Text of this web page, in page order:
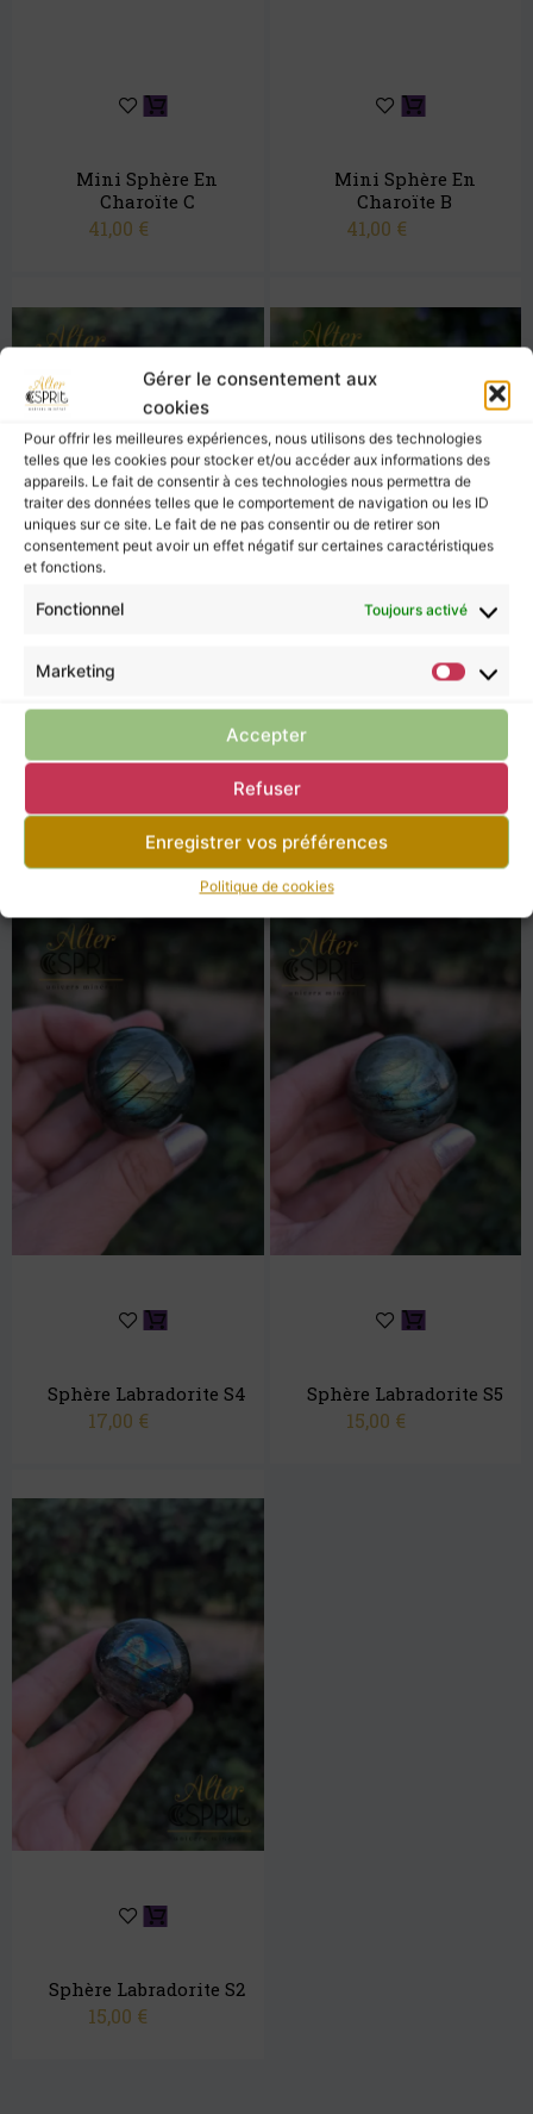
Gérer le consentement aux
cookies
Pour offrir les meilleures expériences, nous utilisons des technologies
telles que les cookies pour stocker et/ou accéder aux informations des
appareils. Le fait de consentir à ces technologies nous permettra de
traiter des données telles que le comportement de navigation ou les ID
uniques sur ce site. Le fait de ne pas consentir ou de retirer son
consentement peut avoir un effet négatif sur certaines caractéristiques
et fonctions.
Fonctionnel Toujours activé
Marketing
Accepter
Refuser
Enregistrer vos préférences
Politique de cookies
Mini Sphère En
Charoïte C
41,00 €
Mini Sphère En
Charoïte B
41,00 €
Sphère Labradorite S1
27,00€ 19,00€
Sphère Labradorite S4
17,00 €
Sphère Labradorite S5
15,00 €
Sphère Labradorite S2
15,00 €